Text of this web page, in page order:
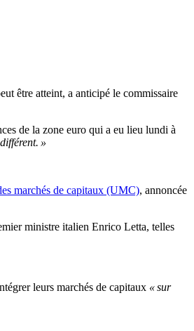
être atteint, a anticipé le commissaire
de la zone euro qui a eu lieu lundi à
»
marchés de capitaux (UMC), annoncée
ministre italien Enrico Letta, telles
leurs marchés de capitaux « sur